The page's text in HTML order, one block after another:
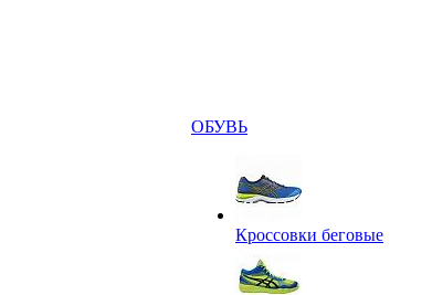
ОБУВЬ
Кроссовки беговые